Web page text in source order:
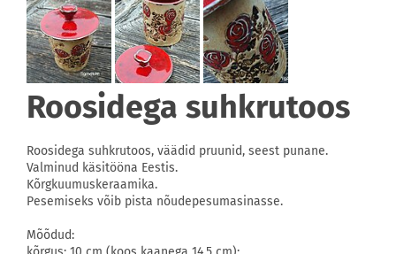
Roosidega suhkrutoos
Roosidega suhkrutoos, väädid pruunid, seest punane.
Valminud käsitööna Eestis.
Kõrgkuumuskeraamika.
Pesemiseks võib pista nõudepesumasinasse.
Mõõdud: